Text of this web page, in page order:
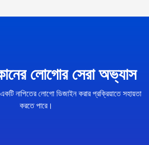
লোগোর সেরা অভ্যাস
নাপিতের লোগো ডিজাইন করার প্রক্রিয়াতে সহায়তা
করতে পারে।